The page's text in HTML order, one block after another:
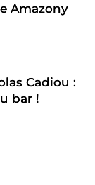
Amazony
Cadiou :
bar !